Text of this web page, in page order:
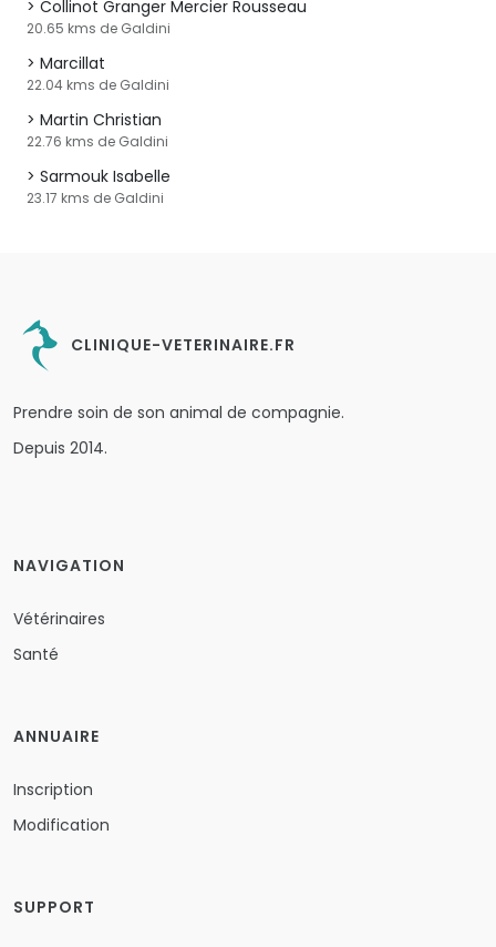
Collinot Granger Mercier Rousseau
20.65 kms de Galdini
Marcillat
22.04 kms de Galdini
Martin Christian
22.76 kms de Galdini
Sarmouk Isabelle
23.17 kms de Galdini
CLINIQUE-VETERINAIRE.FR
Prendre soin de son animal de compagnie.
Depuis 2014.
NAVIGATION
Vétérinaires
Santé
ANNUAIRE
Inscription
Modification
SUPPORT